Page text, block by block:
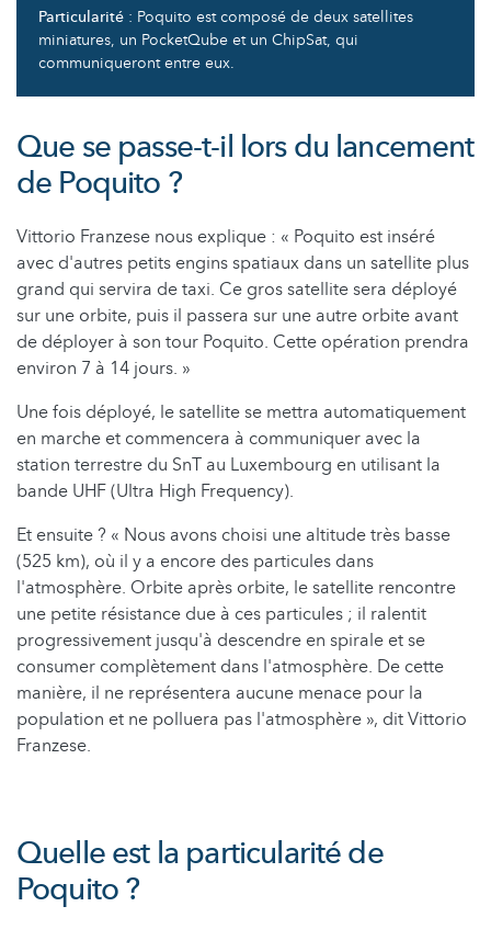
Particularité : Poquito est composé de deux satellites
miniatures, un PocketQube et un ChipSat, qui
communiqueront entre eux.
Que se passe-t-il lors du lancement
de Poquito ?
Vittorio Franzese nous explique : « Poquito est inséré
avec d'autres petits engins spatiaux dans un satellite plus
grand qui servira de taxi. Ce gros satellite sera déployé
sur une orbite, puis il passera sur une autre orbite avant
de déployer à son tour Poquito. Cette opération prendra
environ 7 à 14 jours. »
Une fois déployé, le satellite se mettra automatiquement
en marche et commencera à communiquer avec la
station terrestre du SnT au Luxembourg en utilisant la
bande UHF (Ultra High Frequency).
Et ensuite ? « Nous avons choisi une altitude très basse
(525 km), où il y a encore des particules dans
l'atmosphère. Orbite après orbite, le satellite rencontre
une petite résistance due à ces particules ; il ralentit
progressivement jusqu'à descendre en spirale et se
consumer complètement dans l'atmosphère. De cette
manière, il ne représentera aucune menace pour la
population et ne polluera pas l'atmosphère », dit Vittorio
Franzese.
Quelle est la particularité de
Poquito ?